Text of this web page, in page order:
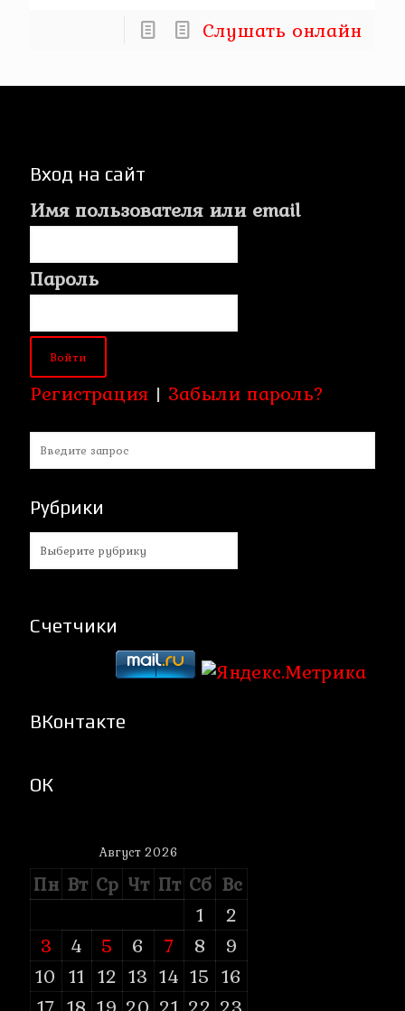
Слушать онлайн
Вход на сайт
Имя пользователя или email
Пароль
Регистрация | Забыли пароль?
Рубрики
Рубрики
Счетчики
ВКонтакте
ОК
Август 2026
Пн Вт Ср Чт Пт Сб Вс
1
2
3
4 5 6 7 8
9
10 11 12 13 14 15 16